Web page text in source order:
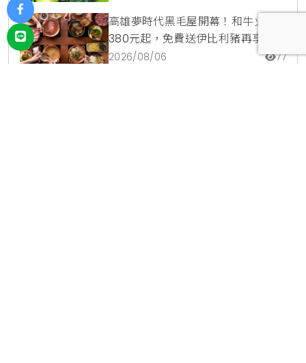
高雄夢時代黑毛屋開幕！和牛火鍋
380元起，免費送伊比利豬再享青森
蘋果冰淇淋加購價。
2026/08/06 77